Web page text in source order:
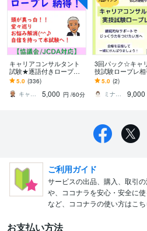
キャリアコンサルタント
試験★逐語付きロープレ
します 頭が真っ白堂々巡
りキャリコン試験の悩み
解消キャリ協/JCDA
5.0 (336)
キャリア テイクオフ CC＿SASAKI
5,000 円 /60分
3回パック☆キャ
技試験ロープレ相
ます 自信を持って
臨みたい方へ、継
ートで合格へ！
5.0 (2)
ミナコ＿キャリアコンサルタント
9,000
ご利用ガイド
サービスの出品、購入、取引
や、ココナラを安心・安全に
など、ココナラの使い方はこち
お支払い方法